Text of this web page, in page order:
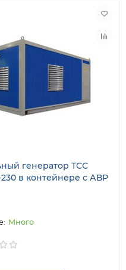
генератор ТСС
в контейнере с АВР
Много